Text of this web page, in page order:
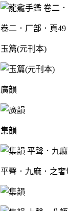
卷二．厂部．頁49
玉篇(元刊本)
廣韻
集韻
平聲．九麻．之奢